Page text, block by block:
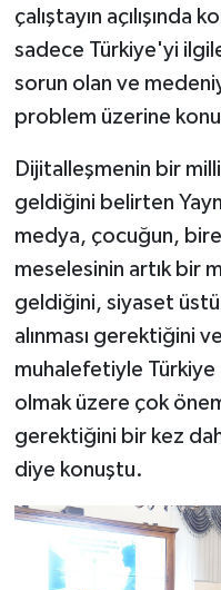
çalıştayın açılışında
sadece Türkiye'yi
sorun olan ve
problem üzerine
Dijitalleşmenin bir
geldiğini belirten
medya, çocuğun,
meselesinin artık bir
geldiğini, siyaset
alınması gerektiğini
muhalefetiyle
olmak üzere çok
gerektiğini bir kez
diye konuştu.